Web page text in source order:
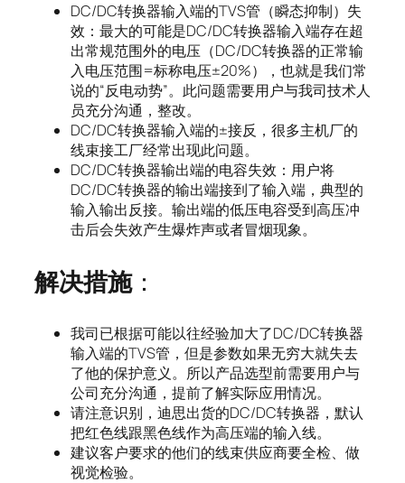
DC/DC转换器输入端的TVS管（瞬态抑制）失
效：最大的可能是DC/DC转换器输入端存在超
出常规范围外的电压（DC/DC转换器的正常输
入电压范围=标称电压±20%），也就是我们常
说的“反电动势”。此问题需要用户与我司技术人
员充分沟通，整改。
DC/DC转换器输入端的±接反，很多主机厂的
线束接工厂经常出现此问题。
DC/DC转换器输出端的电容失效：用户将
DC/DC转换器的输出端接到了输入端，典型的
输入输出反接。输出端的低压电容受到高压冲
击后会失效产生爆炸声或者冒烟现象。
解决措施：
我司已根据可能以往经验加大了DC/DC转换器
输入端的TVS管，但是参数如果无穷大就失去
了他的保护意义。所以产品选型前需要用户与
公司充分沟通，提前了解实际应用情况。
请注意识别，迪思出货的DC/DC转换器，默认
把红色线跟黑色线作为高压端的输入线。
建议客户要求的他们的线束供应商要全检、做
视觉检验。